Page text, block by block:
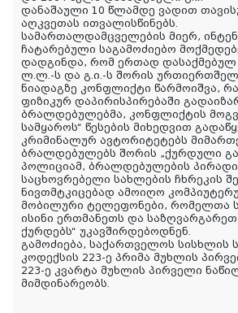
დანაშაული 10 წლამდე ვადით
აღკვეთას ითვალისწინებს.
სამართალდამცველების მიერ,
ჩატარებული საგამოძიებო
დადგინდა, რომ ერთად
ლ.ლ.-ს და გ.ი.-ს შორის
ნიადაგზე კონფლიქტი წარმოიშვა,
ფიზიკურ დაპირისპირებაში
ბრალდებულებმა, კონფლიქტის
სამყაროს“ წესების მიხედვით
კრიმინალურ ავტორიტეტებს
ბრალდებულებს შორის „ქურდული
პოლიციამ, ბრალდებულების
საცხოვრებელი სახლების ჩხრეკის
ნივთმტკიცებად ამოიღო
მობილური ტელეფონები, რომელთა
ისინი ერთმანეთს და
ქურდებს“ უკავშირდებოდნენ.
გამოძიება, საქართველოს სისხლის
კოდექსის 223-ე პრიმა მუხლის
223-ე კვარტა მუხლის პირველი
მიმდინარეობს.